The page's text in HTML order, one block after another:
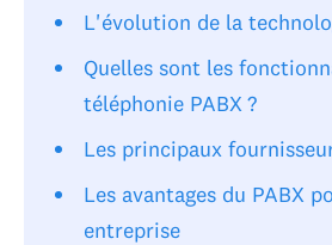
L'évolution de la
Quelles sont les
téléphonie PABX ?
Les principaux
Les avantages du PABX
entreprise